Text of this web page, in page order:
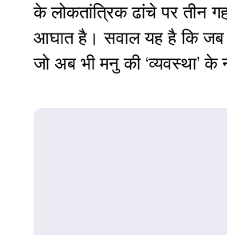
के लोकतांत्रिक ढांचे पर तीन
आघात है। सवाल यह है कि जब
जो अब भी मनु की ‘व्यवस्था’ के